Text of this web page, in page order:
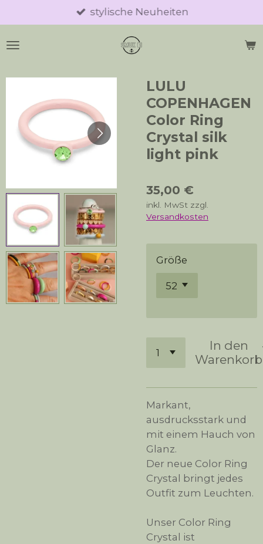
Hauptinhalt
springen
stylische Neuheiten
LULU
COPENHAGEN
Color Ring
Crystal silk
light pink
35,00 €
inkl. MwSt zzgl.
Versandkosten
Größe
In den
Warenkorb
Markant,
ausdrucksstark und
mit einem Hauch von
Glanz.
Der neue Color Ring
Crystal bringt jedes
Outfit zum Leuchten.
Unser Color Ring
Crystal ist